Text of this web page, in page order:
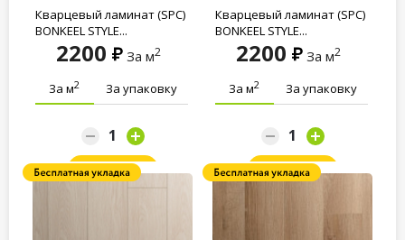
Кварцевый ламинат (SPC)
BONKEEL STYLE...
2200 За м2
За м2 За упаковку
Заказать
Кварцевый ламинат (SPC)
BONKEEL STYLE...
2200 За м2
За м2 За упаковку
Заказать